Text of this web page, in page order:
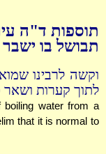
תוספות ד"ה
תבושל בו
וקשה לרבינו
לתוך קערות
boiling water from a
that it is normal to